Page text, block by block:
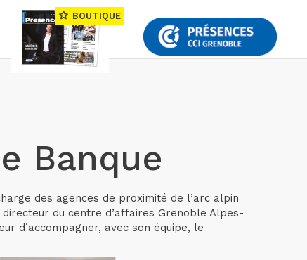
BOUTIQUE
Banque
des agences de proximité de l’arc alpin
du centre d’affaires Grenoble Alpes-
d’accompagner, avec son équipe, le